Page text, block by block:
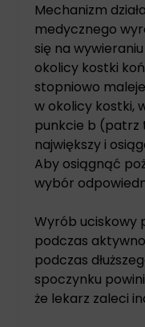
Mechanizm
medycznego
się na
okolicy kostki
stopniowo
w okolicy kostki,
punkcie b (patrz
największy i
Aby osiągnąć
wybór
Wyrób uciskowy
podczas
podczas
spoczynku
że lekarz zaleci